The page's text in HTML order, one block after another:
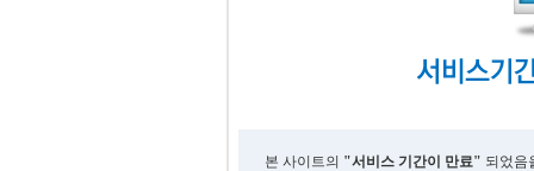
본 사이트의 "서비스 기간이 만료" 되었음